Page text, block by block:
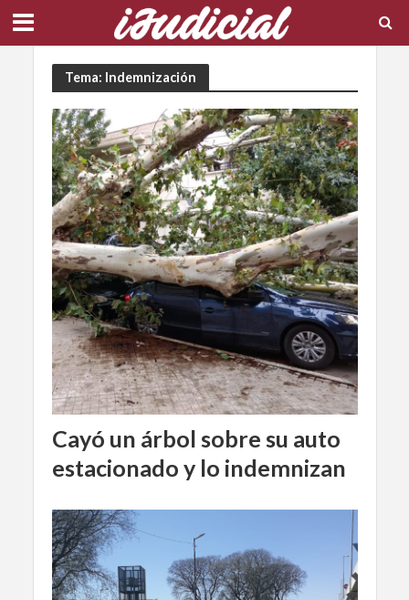
Tema: Indemnización
Cayó un árbol sobre su auto
estacionado y lo indemnizan